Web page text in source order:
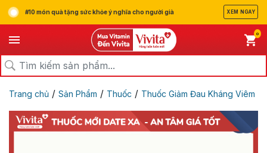
#10 món quà tặng sức khỏe ý nghĩa cho người già XEM NGAY
0
Trang chủ / Sản Phẩm / Thuốc / Thuốc Giảm Đau Kháng Viêm